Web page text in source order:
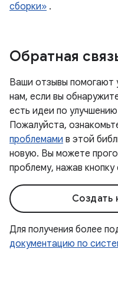
сборки» .
Обратная
Ваши отзывы помогают
нам, если вы
есть идеи по
Пожалуйста,
проблемами в этой
новую. Вы можете
проблему, нажав
Создать
Для получения более
документацию по